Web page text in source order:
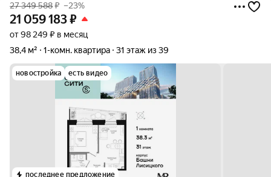
27 349 588₽ –23%
21 059 183₽
от 98 249 ₽ в месяц
38,4 м²
1-комн. квартира 31 этаж из 39
новостройка есть видео
последнее предложение